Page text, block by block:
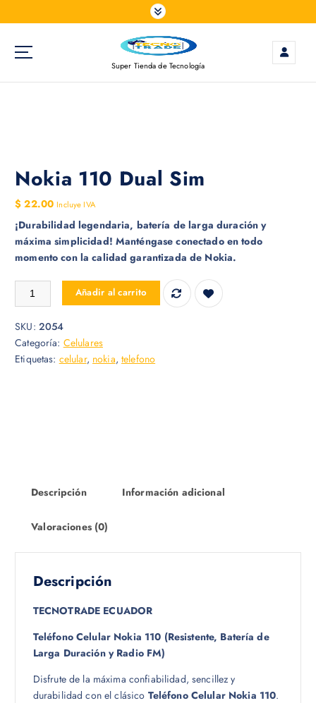
a
Super Tienda de Tecnología
Nokia 110 Dual Sim
$ 22.00 Incluye IVA
¡Durabilidad legendaria, batería de larga duración y
máxima simplicidad! Manténgase conectado en todo
momento con la calidad garantizada de Nokia.
Nokia 110 Dual Sim cantidad
Añadir al carrito
SKU: 2054
Categoría: Celulares
Etiquetas: celular, nokia, telefono
Descripción Información adicional
Valoraciones (0)
Descripción
TECNOTRADE ECUADOR
Teléfono Celular Nokia 110 (Resistente, Batería de
Larga Duración y Radio FM)
Disfrute de la máxima confiabilidad, sencillez y
durabilidad con el clásico Teléfono Celular Nokia 110.